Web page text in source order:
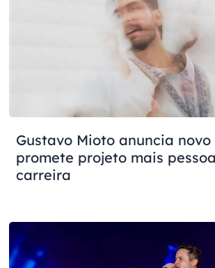
Gustavo Mioto anuncia novo
promete projeto mais
carreira